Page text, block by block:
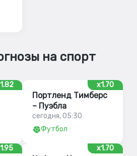
на спорт
x1.70
Портленд Тимберс
– Пуэбла
сегодня, 05:30
Футбол
x1.70